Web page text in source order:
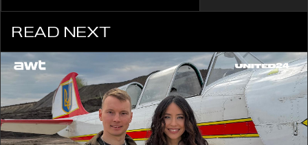
READ NEXT